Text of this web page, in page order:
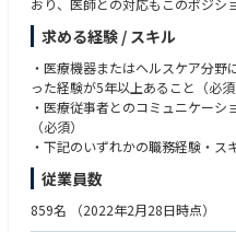
おり、医師との対応もこのポジシ
イベントで使用する資材の準備や
も業務に含まれます。
セールス部門との役割分担は、
ではエデュケーションポジション
門が関与する場合もあります。
求める経験 / スキル
・医療機器またはヘルスケア分
った経験が5年以上あること（必須
・医療従事者とのコミュニケー
（必須）
・下記のいずれかの職務経験・ス
‣カンファレンス運営対応経験者
‣クリニカルスペシャリストとして
‣医師向けの新たな施策立案（デ
従業員数
859名 （2022年2月28日時点）